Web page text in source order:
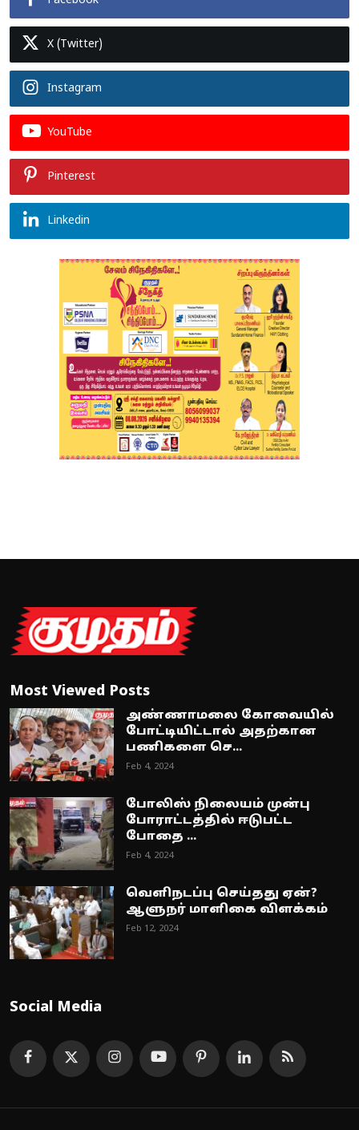
X (Twitter)
Instagram
YouTube
Pinterest
Linkedin
Most Viewed Posts
அண்ணாமலை கோவையில்
போட்டியிட்டால் அதற்கான
பணிகளை செ...
Feb 4, 2024
போலிஸ் நிலையம் முன்பு
போராட்டத்தில் ஈடுபட்ட
போதை ...
Feb 4, 2024
வெளிநடப்பு செய்தது ஏன்?
ஆளுநர் மாளிகை விளக்கம்
Feb 12, 2024
Social Media